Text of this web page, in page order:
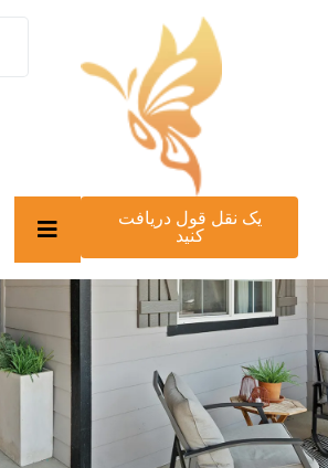
یک نقل قول دریافت
کنید